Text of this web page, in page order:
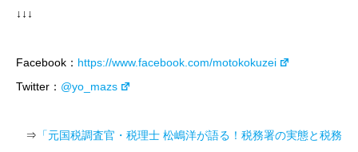
↓↓↓
Facebook： https://www.facebook.com/motokokuzei
Twitter： @yo_mazs
⇒ 「元国税調査官・税理士 松嶋洋が語る！税務署の実態と税務